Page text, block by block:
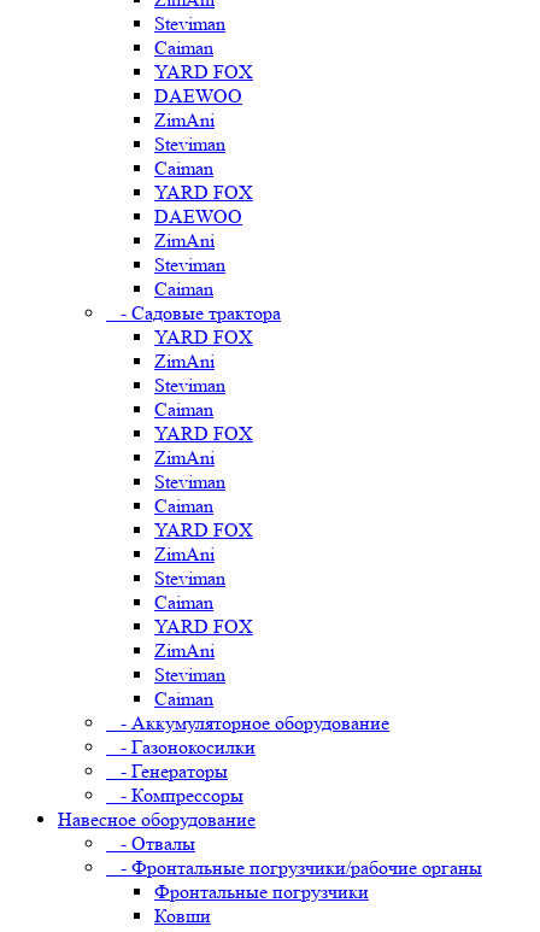
Steviman
Caiman
YARD FOX
DAEWOO
ZimAni
Steviman
Caiman
YARD FOX
DAEWOO
ZimAni
Steviman
Caiman
- Садовые трактора
YARD FOX
ZimAni
Steviman
Caiman
YARD FOX
ZimAni
Steviman
Caiman
YARD FOX
ZimAni
Steviman
Caiman
YARD FOX
ZimAni
Steviman
Caiman
- Аккумуляторное оборудование
- Газонокосилки
- Генераторы
- Компрессоры
Навесное оборудование
- Отвалы
- Фронтальные погрузчики/рабочие органы
Фронтальные погрузчики
Ковши